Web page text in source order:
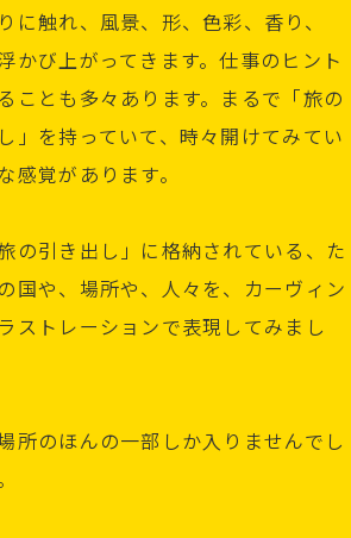
に触れ、風景、形、色彩、香り、
かび上がってきます。仕事のヒント
ことも多々あります。まるで「旅の
」を持っていて、時々開けてみてい
感覚があります。
の引き出し」に格納されている、た
国や、場所や、人々を、カーヴィン
ストレーションで表現してみまし
所のほんの一部しか入りませんでし